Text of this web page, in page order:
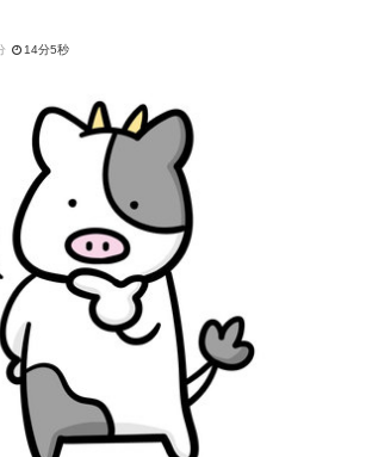
14分5秒